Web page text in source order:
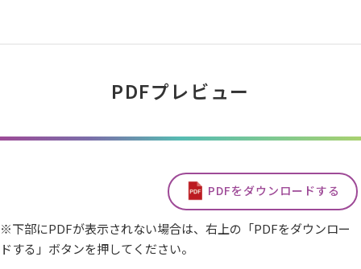
PDFプレビュー
PDFをダウンロードする
※下部にPDFが表示されない場合は、右上の「PDFをダウンロー
ドする」ボタンを押してください。